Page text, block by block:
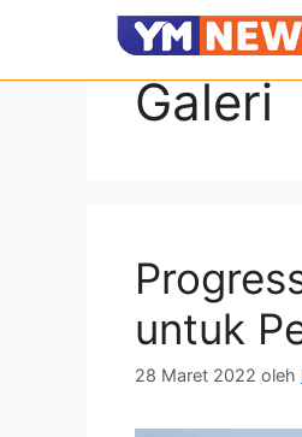
Galeri
untuk
28 Maret 2022 oleh